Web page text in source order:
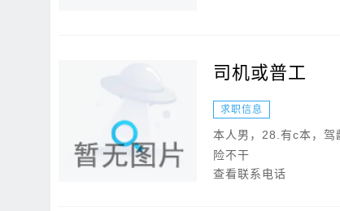
司机或普工
求职信息
本人男，28.有c本，驾
险不干
查看联系电话